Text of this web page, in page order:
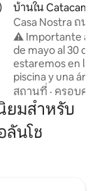
4.94 จาก 5, 36 รีวิว
บ้านใน Catacamas
Casa Nostra ถนน
⚠️ Importante antes
de mayo al 30 de
estaremos en la
piscina y una área de
este período
y ruido ocasional
interior del
limpio, cómodo y
สถานที่ · ครอบครัว
ยมสำหรับ
ลันโช